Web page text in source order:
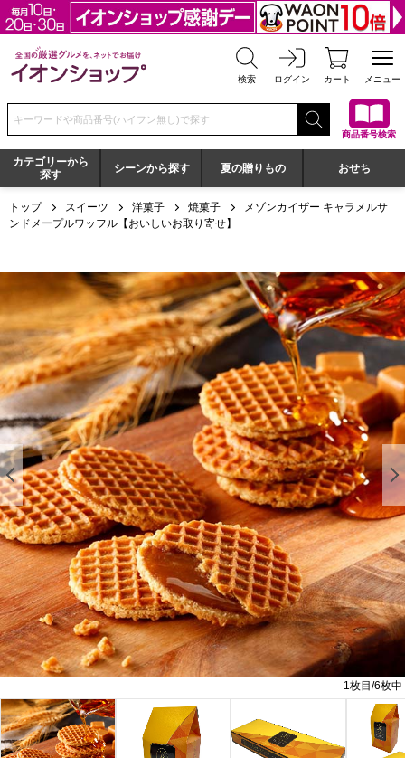
全国の厳選グルメを、ネットでお届け イオンショップ
検索 ログイン カート メニュー
検索キーワードまたは商品番号を入力してください
商品番号検索
カテゴリーから
探す
シーンから探す 夏の贈りもの おせち
トップ スイーツ 洋菓子 焼菓子
メゾンカイザー キャラメルサ
ンドメープルワッフル【おいしいお取り寄せ】
前の画像を表示する
1枚目/6枚中